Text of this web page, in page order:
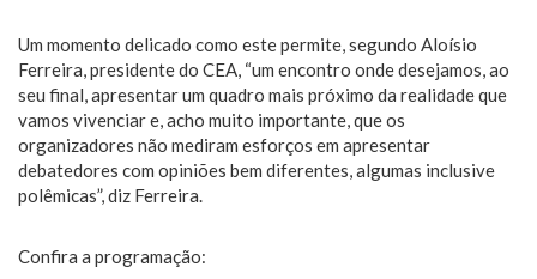
Um momento delicado como este permite, segundo Aloísio
Ferreira, presidente do CEA, “um encontro onde desejamos, ao
seu final, apresentar um quadro mais próximo da realidade que
vamos vivenciar e, acho muito importante, que os
organizadores não mediram esforços em apresentar
debatedores com opiniões bem diferentes, algumas inclusive
polêmicas”, diz Ferreira.
Confira a programação: